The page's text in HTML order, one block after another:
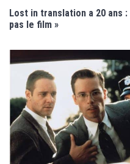
Lost in translation a 20 ans
pas le film »